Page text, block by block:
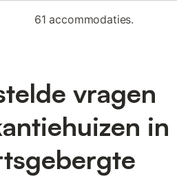
61 accommodaties.
vragen
in